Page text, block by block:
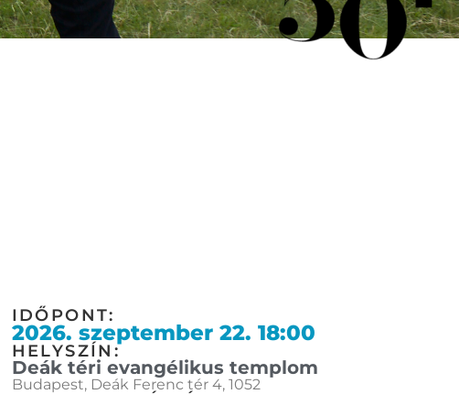
IDŐPONT:
2026. szeptember 22. 18:00
HELYSZÍN:
Deák téri evangélikus templom
Budapest, Deák Ferenc tér 4, 1052